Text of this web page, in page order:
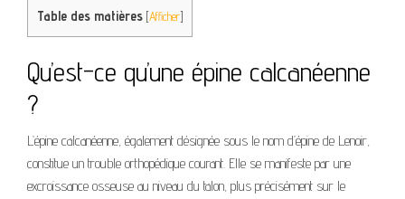
Table des matières [Afficher]
Qu’est-ce qu’une épine calcanéenne
?
L’épine calcanéenne, également désignée sous le nom d’épine de Lenoir,
constitue un trouble orthopédique courant. Elle se manifeste par une
excroissance osseuse au niveau du talon, plus précisément sur le